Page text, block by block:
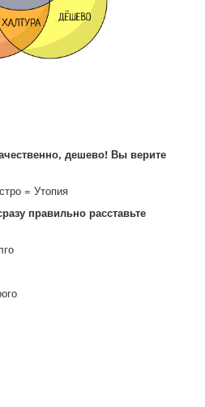
дешево! Вы верите
= Утопия
правильно расставьте